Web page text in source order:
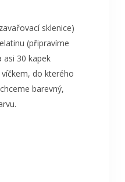
sklenice)
(připravíme
asi 30 kapek
do kterého
barevný,